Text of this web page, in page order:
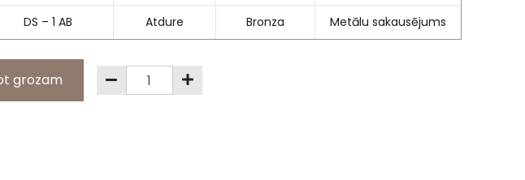
DS – 1 AB Atdure Bronza Metālu sakausējums
grozam